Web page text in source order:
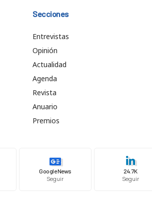
Secciones
Entrevistas
Opinión
Actualidad
Agenda
Revista
Anuario
Premios
Google News
Seguir
24.7K
Seguir